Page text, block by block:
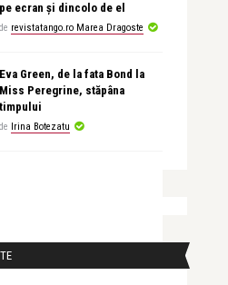
pe ecran și dincolo de el
de revistatango.ro Marea Dragoste
Eva Green, de la fata Bond la
Miss Peregrine, stăpâna
timpului
de Irina Botezatu